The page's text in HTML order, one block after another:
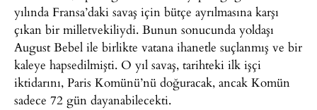
yılında Fransa’daki savaş için bütçe ayrılmasına karşı
çıkan bir milletvekiliydi. Bunun sonucunda yoldaşı
August Bebel ile birlikte vatana ihanetle suçlanmış ve bir
kaleye hapsedilmişti. O yıl savaş, tarihteki ilk işçi
iktidarını, Paris Komünü’nü doğuracak, ancak Komün
sadece 72 gün dayanabilecekti.